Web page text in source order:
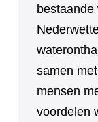
bestaande
samen
mensen
voordelen